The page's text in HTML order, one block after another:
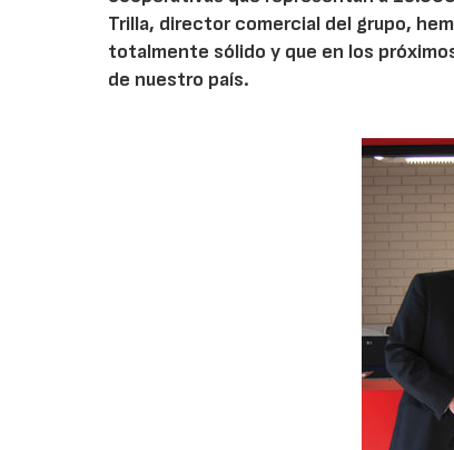
Trilla, director comercial del grupo,
totalmente sólido y que en los
de nuestro país.